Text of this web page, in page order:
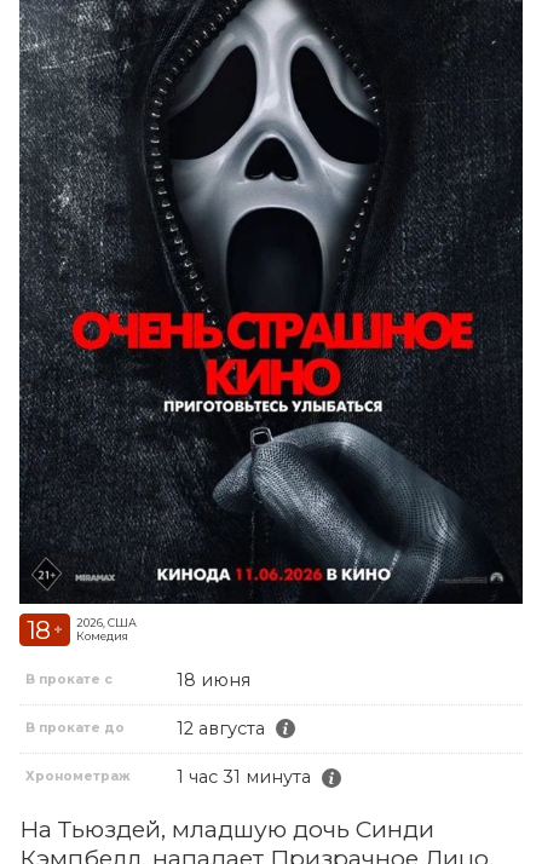
18 +
2026, США
Комедия
В прокате с 18 июня
В прокате до 12 августа
Хронометраж 1 час 31 минута
На Тьюздей, младшую дочь Синди
Кэмпбелл, нападает Призрачное Лицо.